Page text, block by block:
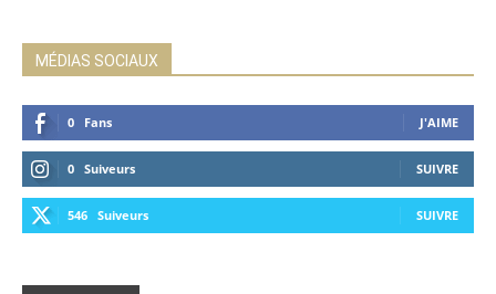
MÉDIAS SOCIAUX
0 Fans J'AIME
0 Suiveurs SUIVRE
546 Suiveurs SUIVRE